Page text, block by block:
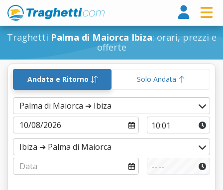
Traghetti Palma di Maiorca Ibiza: orari, prezzi e
offerte
Andata e Ritorno Solo Andata